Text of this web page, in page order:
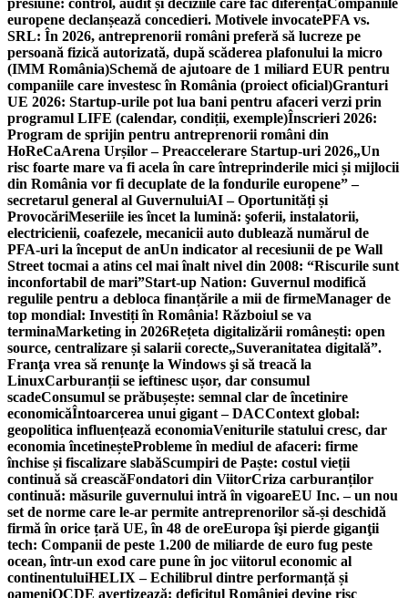
presiune: control, audit și deciziile care fac diferențaCompaniile
europene declanșează concedieri. Motivele invocatePFA vs.
SRL: În 2026, antreprenorii români preferă să lucreze pe
persoană fizică autorizată, după scăderea plafonului la micro
(IMM România)Schemă de ajutoare de 1 miliard EUR pentru
companiile care investesc în România (proiect oficial)Granturi
UE 2026: Startup-urile pot lua bani pentru afaceri verzi prin
programul LIFE (calendar, condiții, exemple)Înscrieri 2026:
Program de sprijin pentru antreprenorii români din
HoReCaArena Urșilor – Preaccelerare Startup-uri 2026„Un
risc foarte mare va fi acela în care întreprinderile mici și mijlocii
din România vor fi decuplate de la fondurile europene” –
secretarul general al GuvernuluiAI – Oportunități și
ProvocăriMeseriile ies încet la lumină: şoferii, instalatorii,
electricienii, coafezele, mecanicii auto dublează numărul de
PFA-uri la început de anUn indicator al recesiunii de pe Wall
Street tocmai a atins cel mai înalt nivel din 2008: “Riscurile sunt
inconfortabil de mari”Start-up Nation: Guvernul modifică
regulile pentru a debloca finanțările a mii de firmeManager de
top mondial: Investiți în România! Războiul se va
terminaMarketing in 2026Rețeta digitalizării românești: open
source, centralizare și salarii corecte„Suveranitatea digitală”.
Franţa vrea să renunţe la Windows şi să treacă la
LinuxCarburanții se ieftinesc ușor, dar consumul
scadeConsumul se prăbușește: semnal clar de încetinire
economicăÎntoarcerea unui gigant – DACContext global:
geopolitica influențează economiaVeniturile statului cresc, dar
economia încetineșteProbleme în mediul de afaceri: firme
închise și fiscalizare slabăScumpiri de Paște: costul vieții
continuă să creascăFondatori din ViitorCriza carburanților
continuă: măsurile guvernului intră în vigoareEU Inc. – un nou
set de norme care le-ar permite antreprenorilor să-și deschidă
firmă în orice țară UE, în 48 de oreEuropa îşi pierde giganţii
tech: Companii de peste 1.200 de miliarde de euro fug peste
ocean, într-un exod care pune în joc viitorul economic al
continentuluiHELIX – Echilibrul dintre performanță și
oameniOCDE avertizează: deficitul României devine risc